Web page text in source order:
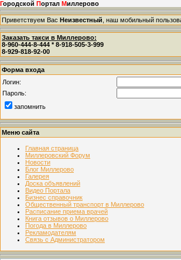
Городской Портал Миллерово
Приветствуем Вас Неизвестный , наш мобильный
Заказать такси в Миллерово:
8-960-444-8-444 * 8-918-505-3-999
8-929-818-92-00
Форма входа
Логин:
Пароль:
запомнить
Меню сайта
Главная страница
Миллеровский Форум
Новости
Блог Миллерово
Галерея
Доска объявлений
Видео Портала
Бизнес справочник
Общественный транспорт в Миллерово
Расписание приема врачей
Книга отзывов о Миллерово
Погода в Миллерово
Рекламодателям
Связь с Администратором